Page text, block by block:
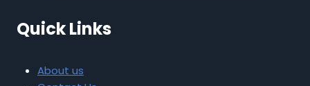
Quick Links
About us